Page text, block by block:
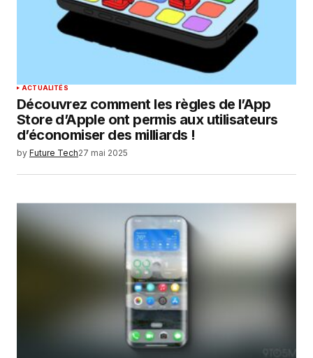
ACTUALITÉS
Découvrez comment les règles de l’App
Store d’Apple ont permis aux utilisateurs
d’économiser des milliards !
by Future Tech27 mai 2025